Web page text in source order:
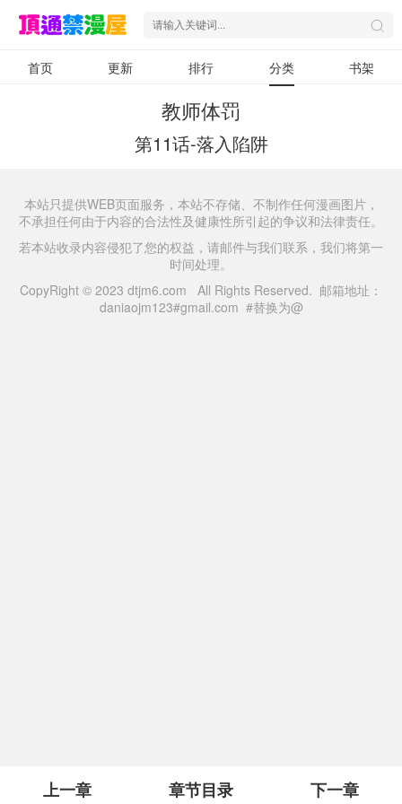
首页 更新 排行 分类 书架
教师体罚
第11话-落入陷阱
上一章 章节目录 下一章
本站只提供WEB页面服务，本站不存储、不制作任何漫画图片，
不承担任何由于内容的合法性及健康性所引起的争议和法律责任。
若本站收录内容侵犯了您的权益，请邮件与我们联系，我们将第一
时间处理。
CopyRight © 2023 dtjm6.com All Rights Reserved. 邮箱地址：
daniaojm123#gmail.com #替换为@